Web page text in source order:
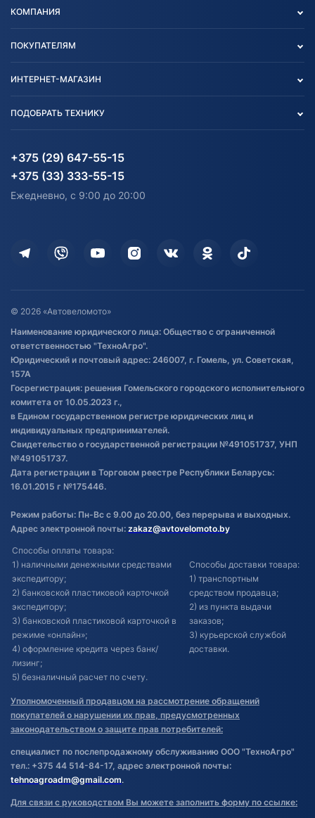
КОМПАНИЯ
Блог
Карта сайта
ПОКУПАТЕЛЯМ
Согласие на обработку
Информация до получения
согласия на обработку
персональных данных
Дополнительные услуги
Оставить отзыв
Договор публичной оферты
Обработка файлов cookie
Постановка транспорта на учет
Обновления в ЭПТС 2024
ИНТЕРНЕТ-МАГАЗИН
Агротехника
Водный транспорт
Электротранспорт
Активный отдых и спорт
ПОДОБРАТЬ ТЕХНИКУ
Агротехника
Электротранспорт
Лодочные моторные
+375 (29) 647-55-15
+375 (33) 333-55-15
Ежедневно, с 9:00 до 20:00
© 2026 «Автовеломото»
Наименование юридического лица: Общество с ограниченной
ответственностью "ТехноАгро".
Юридический и почтовый адрес: 246007, г. Гомель, ул. Советская,
157А
Госрегистрация: решения Гомельского городского исполнительного
комитета от 10.05.2023 г.,
в Едином государственном регистре юридических лиц и
индивидуальных предпринимателей.
Свидетельство о государственной регистрации №491051737, УНП
№491051737.
Дата регистрации в Торговом реестре Республики Беларусь:
16.01.2015 г №175446.
Режим работы: Пн-Вс с 9.00 до 20.00, без перерыва и выходных.
Адрес электронной почты: zakaz@avtovelomoto.by
Способы оплаты товара:
1) наличными денежными средствами
экспедитору;
2) банковской пластиковой карточкой
экспедитору;
3) банковской пластиковой карточкой в
режиме «онлайн»;
4) оформление кредита через банк/
лизинг;
5) безналичный расчет по счету.
Способы доставки товара:
1) транспортным
средством продавца;
2) из пункта выдачи
заказов;
3) курьерской службой
доставки.
Уполномоченный продавцом на рассмотрение обращений
покупателей о нарушении их прав, предусмотренных
законодательством о защите прав потребителей:
специалист по послепродажному обслуживанию ООО "ТехноАгро"
тел.: +375 44 514-84-17, адрес электронной почты:
tehnoagroadm@gmail.com.
Для связи с руководством Вы можете заполнить форму по ссылке: